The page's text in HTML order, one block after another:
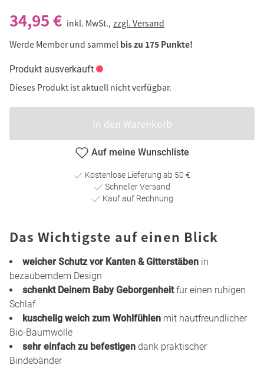
34,95 € inkl. MwSt., zzgl. Versand
Werde Member und sammel bis zu 175 Punkte!
Produkt ausverkauft
Dieses Produkt ist aktuell nicht verfügbar.
In den Warenkorb
Auf meine Wunschliste
Kostenlose Lieferung ab 50 €
Schneller Versand
Kauf auf Rechnung
Das Wichtigste auf einen Blick
weicher Schutz vor Kanten & Gitterstäben in
bezauberndem Design
schenkt Deinem Baby Geborgenheitfür einen ruhigen
Schlaf
kuschelig weich zum Wohlfühlen mit hautfreundlicher
Bio-Baumwolle
sehr einfach zu befestigen dank praktischer
Bindebänder